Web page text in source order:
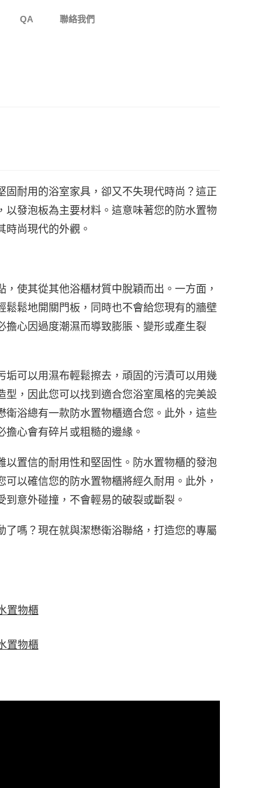
QA 聯絡我們
耐用的浴室家具，卻又不失現代時尚？這正
發泡板為主要材料。這意味著您的防水置物
尚現代的外觀。
使其從其他浴櫃材質中脫穎而出。一方面，
鬆地開關門板，同時也不會給您現有的牆壁
心因過度潮濕而導致膨脹、變形或產生裂
垢可以用濕布輕鬆擦去，頑固的污漬可以用幾
，因此您可以找到適合您浴室風格的完美設
浴總有一款防水置物櫃適合您。此外，這些
心會有碎片或粗糙的邊緣。
以置信的耐用性和堅固性。防水置物櫃的發泡
以確信您的防水置物櫃將經久耐用。此外，
意外碰撞，不會輕易的破裂或斷裂。
了嗎？現在就與潔懋衛浴聯絡，打造您的專屬